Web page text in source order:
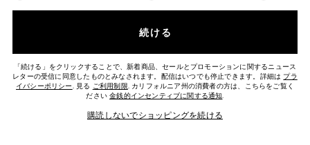
ROMA パンツ
SNDYS
$108
続ける
「続ける」をクリックすることで、新着商品、セールとプロモーションに関するニュース
レターの受信に同意したものとみなされます。配信はいつでも停止できます。詳細は プラ
イバシーポリシー. 見る ご利用制限. カリフォルニア州の消費者の方は、こちらをご覧く
ださい金銭的インセンティブに関する通知.
購読しないでショッピングを続ける